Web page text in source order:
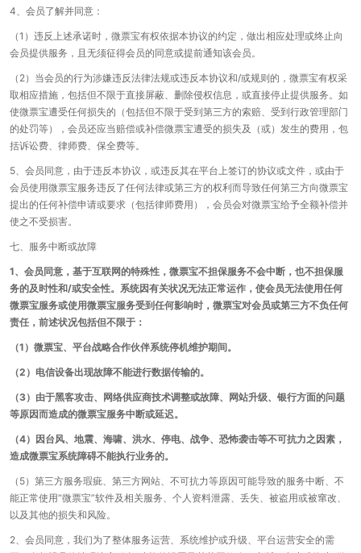
4、会员了解并同意：
（1）违反上述承诺时，微票宝有权依据本协议的约定，做出相应处理或终止向
会员提供服务，且无须征得会员的同意或提前通知该会员。
（2）当会员的行为涉嫌违反法律法规或违反本协议和/或规则的，微票宝有权采
取相应措施，包括但不限于直接屏蔽、删除侵权信息，或直接停止提供服务。如
使微票宝遭受任何损失的（包括但不限于受到第三方的索赔、受到行政管理部门
的处罚等），会员还应当赔偿或补偿微票宝遭受的损失及（或）发生的费用，包
括诉讼费、律师费、保全费等。
5、会员同意，由于违反本协议，或违反其在平台上签订的协议或文件，或由于
会员使用微票宝服务违反了任何法律或第三方的权利而导致任何第三方向微票宝
提出的任何补偿申请或要求（包括律师费用），会员会对微票宝给予全额补偿并
使之不受损害。
七、服务中断或故障
1、会员同意，基于互联网的特殊性，微票宝不担保服务不会中断，也不担保服
务的及时性和/或安全性。系统因有关状况无法正常运作，使会员无法使用任何
微票宝服务或使用微票宝服务受到任何影响时，微票宝对会员或第三方不负任何
责任，前述状况包括但不限于：
（1）微票宝、平台战略合作伙伴系统停机维护期间。
（2）电信设备出现故障不能进行数据传输的。
（3）由于黑客攻击、网络供应商技术调整或故障、网站升级、银行方面的问题
等原因而造成的微票宝服务中断或延迟。
（4）因台风、地震、海啸、洪水、停电、战争、恐怖袭击等不可抗力之因素，
造成微票宝系统障碍不能执行业务的。
（5）第三方服务瑕疵、第三方网站、不可抗力等原因可能导致的服务中断、不
能正常使用“微票宝”软件及相关服务、个人资料泄露、丢失、被盗用或被窜改、
以及其他的损失和风险。
2、会员同意，我们为了整体服务运营、系统维护或升级、平台运营安全的需